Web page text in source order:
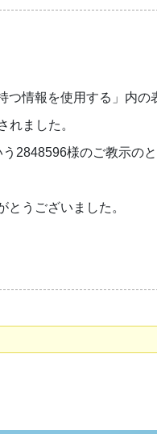
情報を使用する」内の
れました。
2848596様のご教示の
うございました。